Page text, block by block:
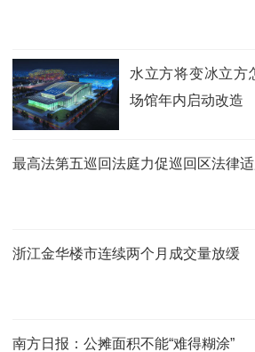
水立方将变冰立方
场馆年内启动改造
最高法第五巡回法庭力促巡回区法律
浙江金华楼市连续两个月成交量放缓
南方日报：公摊面积不能“难得糊涂”